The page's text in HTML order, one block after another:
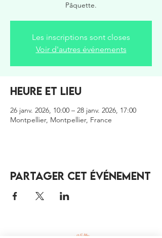
Pâquette.
Les inscriptions sont closes
Voir d'autres événements
Heure et lieu
26 janv. 2026, 10:00 – 28 janv. 2026, 17:00
Montpellier, Montpellier, France
Partager cet événement